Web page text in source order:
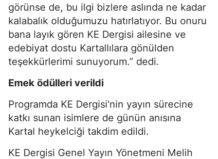
görünse de, bu ilgi bizlere aslında ne kadar
kalabalık olduğumuzu hatırlatıyor. Bu onuru
bana layık gören KE Dergisi ailesine ve
edebiyat dostu Kartallılara gönülden
teşekkürlerimi sunuyorum.” dedi.
Emek ödülleri verildi
Programda KE Dergisi’nin yayın sürecine
katkı sunan isimlere de günün anısına
Kartal heykelciği takdim edildi.
KE Dergisi Genel Yayın Yönetmeni Melih